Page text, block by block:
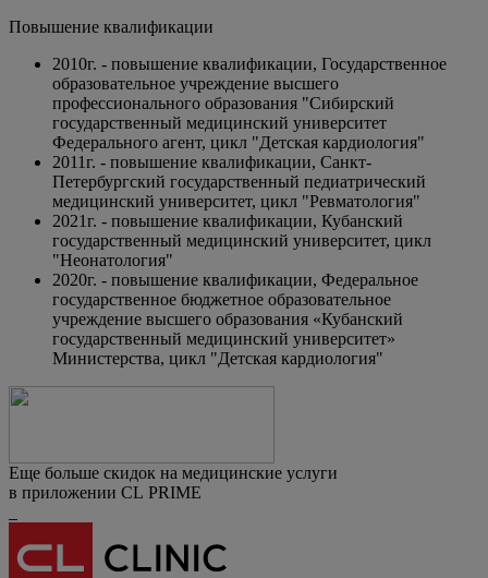
Повышение квалификации
2010г. - повышение квалификации, Государственное
образовательное учреждение высшего
профессионального образования "Сибирский
государственный медицинский университет
Федерального агент, цикл "Детская кардиология"
2011г. - повышение квалификации, Санкт-
Петербургский государственный педиатрический
медицинский университет, цикл "Ревматология"
2021г. - повышение квалификации, Кубанский
государственный медицинский университет, цикл
"Неонатология"
2020г. - повышение квалификации, Федеральное
государственное бюджетное образовательное
учреждение высшего образования «Кубанский
государственный медицинский университет»
Министерства, цикл "Детская кардиология"
Еще больше скидок на медицинские услуги
в приложении CL PRIME